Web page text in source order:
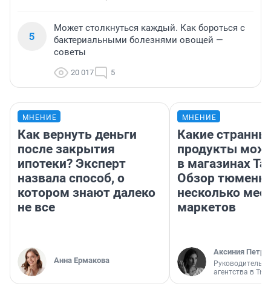
5
Может столкнуться каждый. Как бороться с
бактериальными болезнями овощей —
советы
20 017 5
МНЕНИЕ
Как вернуть деньги
после закрытия
ипотеки? Эксперт
назвала способ, о
котором знают далеко
не все
Анна Ермакова
МНЕНИЕ
Какие
продукты
в магазинах
Обзор
несколько
маркетов
Аксиния
Руководитель
агентства в